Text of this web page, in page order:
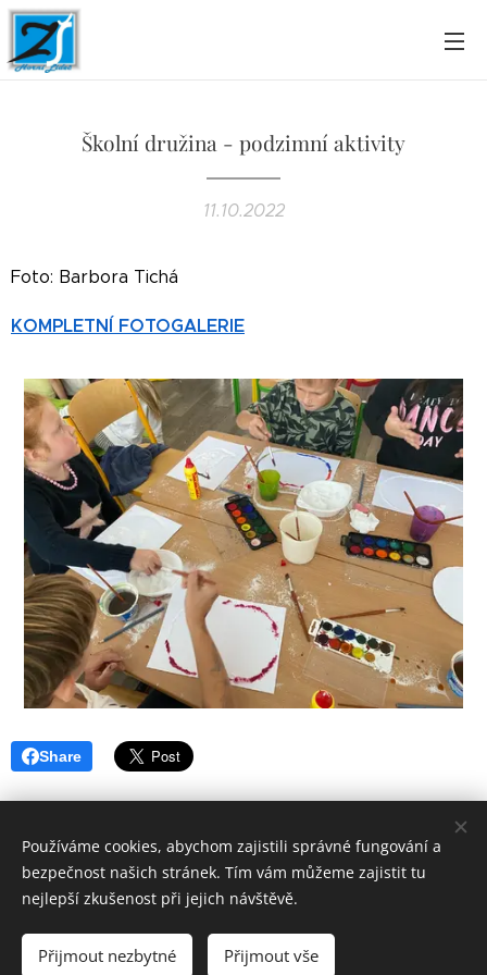
Školní družina - podzimní aktivity
11.10.2022
Foto: Barbora Tichá
KOMPLETNÍ FOTOGALERIE
Share
© 2016Základní škola Horní Lideč, okres Vsetín.
Designed by Bohumír Náhlý©
Používáme cookies, abychom zajistili správné fungování a
bezpečnost našich stránek. Tím vám můžeme zajistit tu
nejlepší zkušenost při jejich návštěvě.
Přijmout nezbytné Přijmout vše